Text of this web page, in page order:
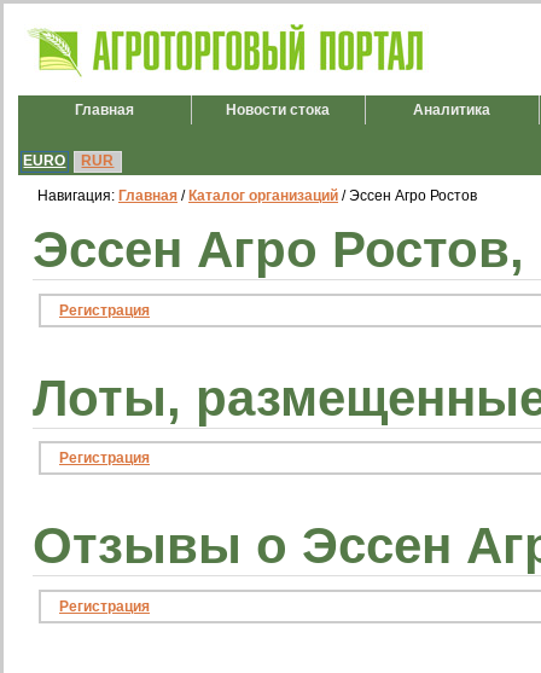
Главная Новости стока Аналитика
EURO RUR
Навигация: Главная / Каталог организаций / Эссен Агро Ростов
Эссен Агро
Регистрация
Лоты,
Регистрация
Отзывы о Эссен
Регистрация